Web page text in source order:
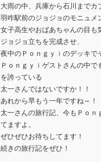
大雨の中、兵庫から石川までカ
羽咋駅前のジョジョのモニュメ
女子高生やおばあちゃんの目も
ジョジョ立ちを完成させ、
夜中のＰｏｎｇｙｉのデッキで
Ｐｏｎｇｙｉゲストさんの中で
を誇っている
太一さんではないですか！！
あれから早もう一年ですね～！
太一さんの旅行記、今もＰｏｎ
てますよ。
ぜひぜひお待ちしてます！
続きの旅行記をぜひ！